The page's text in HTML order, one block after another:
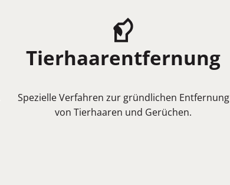
Tierhaarentfernung
Spezielle Verfahren zur gründlichen Entfernung
von Tierhaaren und Gerüchen.